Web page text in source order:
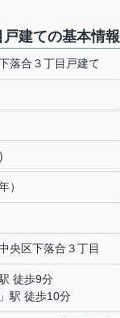
建ての基本情報
落合３丁目戸建て
）
央区下落合 ３丁目
徒歩9分
」駅 徒歩10分